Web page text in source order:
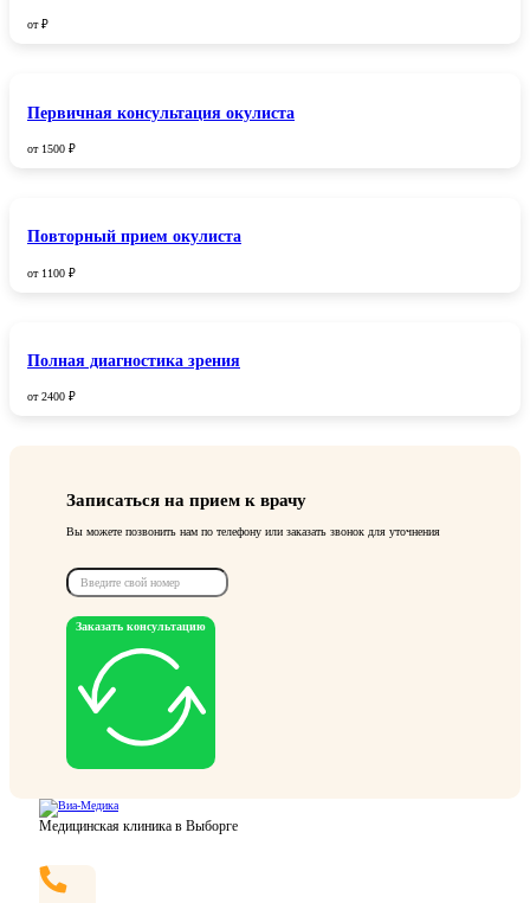
от ₽
Первичная консультация окулиста
от 1500 ₽
Повторный прием окулиста
от 1100 ₽
Полная диагностика зрения
от 2400 ₽
Записаться на прием к врачу
Вы можете позвонить нам по телефону или заказать звонок для уточнения
Заказать консультацию
Медицинская клиника в Выборге